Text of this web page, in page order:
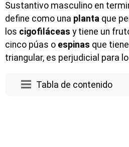
Sustantivo masculino en
define como una planta que
los cigofiláceas y tiene un
cinco púas o espinas que
triangular, es perjudicial para
Tabla de contenido